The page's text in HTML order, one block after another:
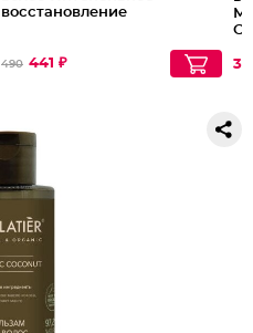
восстановление
490 441 ₽